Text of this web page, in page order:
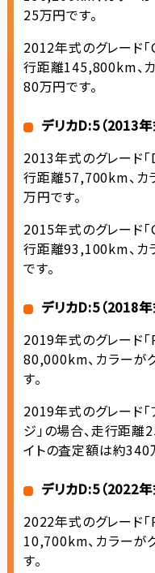
25万円です。
2012年式のグレード「
行距離145,800km、
80万円です。
デリカD:5（2013
2013年式のグレード
行距離57,700km、カ
万円です。
2015年式のグレード「
行距離93,100km、カ
です。
デリカD:5（2018
2019年式のグレード
80,000km、カラーが
す。
2019年式のグレード
ジ」の場合、走行距
イトの査定額は約340
デリカD:5（2022年
2022年式のグレード
10,700km、カラーが
す。